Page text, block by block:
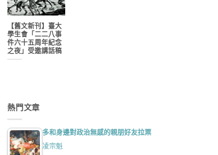
【舊文新刊】臺大
學生會「二二八事
件六十五周年紀念
之夜」受邀講話稿
熱門文章
多和身邊對政治無感的親朋好友拉票
凌宗魁